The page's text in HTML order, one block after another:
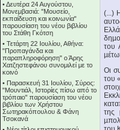
•Δευτέρα 24 Αυγούστου,
Μονεμβασιά: "Μουσείο,
εκπαίδευση και κοινωνία"
παρουσίαση του νέου βιβλίου
του Στάθη Γκότση
• Τετάρτη 22 Ιουλίου, Αθήνα:
"Προπαγάνδα και
παραπληροφόρηση" ο Άρης
Χατζηστεφάνου συνομιλεί με το
κοινό
• Παρασκευή 31 Ιουλίου, Σύρος:
"Μουντιάλ, Ιστορίες πίσω από το
τρόπαιο" παρουσίαση του νέου
βιβλίου των Χρήστου
Σωτηρακόπουλου & Φάνη
Τσοκανά
(...)
του
Οι
του
της